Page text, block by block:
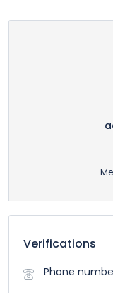
Verifications
Phone